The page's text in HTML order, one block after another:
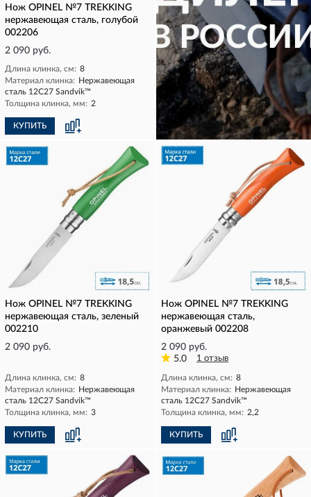
Нож OPINEL №7 TREKKING
нержавеющая сталь, голубой
002206
2 090 руб.
Длина клинка, см: 8
Материал клинка: Нержавеющая
сталь 12С27 Sandvik™
Толщина клинка, мм: 2
КУПИТЬ КУПИТЬ
Нож OPINEL №7 TREKKING
нержавеющая сталь, зеленый
002210
2 090 руб.
Длина клинка, см: 8
Материал клинка: Нержавеющая
сталь 12С27 Sandvik™
Толщина клинка, мм: 3
КУПИТЬ
Нож OPINEL №7 TREKKING
нержавеющая сталь,
оранжевый 002208
2 090 руб.
5.0
1 отзыв
Длина клинка, см: 8
Материал клинка: Нержавеющая
сталь 12С27 Sandvik™
Толщина клинка, мм: 2,2
КУПИТЬ